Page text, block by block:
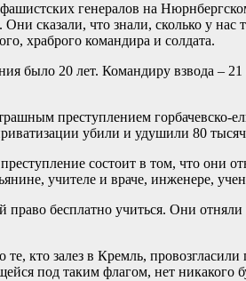
генералов на
сказали, что знали, сколько у нас
храброго командира и солдата.
было 20 лет. Командиру взвода –
преступлением горбачевско-
убили и удушили 80
состоит в том, что они
учителе и враче, инженере,
право бесплатно учиться. Они
те, кто залез в Кремль,
под таким флагом, нет никакого